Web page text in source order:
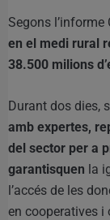
Segons l’informe
en el medi rural
38.500 milions
Durant dos dies,
amb expertes,
del sector per a
garantisquen la
l’accés de les
en cooperatives i